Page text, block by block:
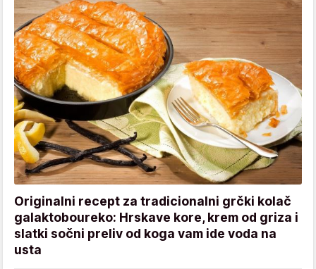
Originalni recept za tradicionalni grčki kolač
galaktoboureko: Hrskave kore, krem od griza i
slatki sočni preliv od koga vam ide voda na
usta